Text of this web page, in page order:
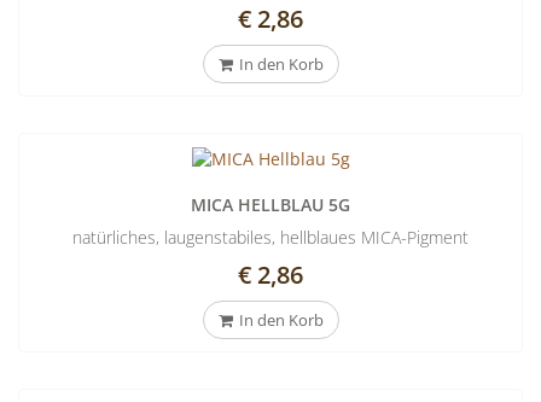
€ 2,86
In den Korb
MICA HELLBLAU 5G
natürliches, laugenstabiles, hellblaues MICA-Pigment
€ 2,86
In den Korb